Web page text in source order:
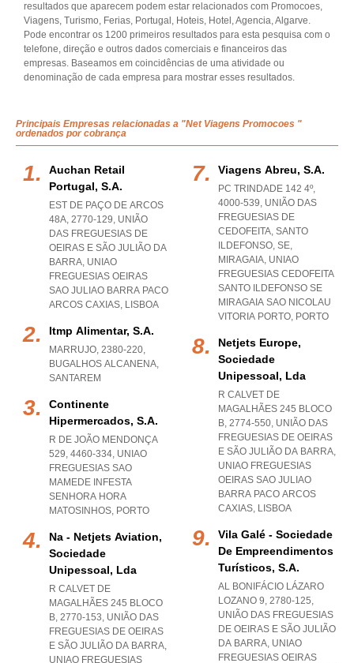
resultados que aparecem podem estar relacionados com Promocoes,
Viagens, Turismo, Ferias, Portugal, Hoteis, Hotel, Agencia, Algarve.
Pode encontrar os 1200 primeiros resultados para esta pesquisa com o
telefone, direção e outros dados comerciais e financeiros das
empresas. Baseamos em coincidências de uma atividade ou
denominação de cada empresa para mostrar esses resultados.
Principais Empresas relacionadas a "Net Viagens Promocoes "
ordenados por cobrança
Auchan Retail
Portugal, S.a.
EST DE PAÇO DE ARCOS
48A, 2770-129, UNIÃO
DAS FREGUESIAS DE
OEIRAS E SÃO JULIÃO DA
BARRA, UNIAO
FREGUESIAS OEIRAS
SAO JULIAO BARRA PACO
ARCOS CAXIAS, LISBOA
Itmp Alimentar, S.a.
MARRUJO, 2380-220,
BUGALHOS ALCANENA,
SANTAREM
Continente
Hipermercados, S.a.
R DE JOÃO MENDONÇA
529, 4460-334, UNIAO
FREGUESIAS SAO
MAMEDE INFESTA
SENHORA HORA
MATOSINHOS, PORTO
Na - Netjets Aviation,
Sociedade
Unipessoal, Lda
R CALVET DE
MAGALHÃES 245 BLOCO
B, 2770-153, UNIÃO DAS
FREGUESIAS DE OEIRAS
E SÃO JULIÃO DA BARRA,
UNIAO FREGUESIAS
Viagens Abreu, S.a.
PC TRINDADE 142 4º,
4000-539, UNIÃO DAS
FREGUESIAS DE
CEDOFEITA, SANTO
ILDEFONSO, SE,
MIRAGAIA, UNIAO
FREGUESIAS CEDOFEITA
SANTO ILDEFONSO SE
MIRAGAIA SAO NICOLAU
VITORIA PORTO, PORTO
Netjets Europe,
Sociedade
Unipessoal, Lda
R CALVET DE
MAGALHÃES 245 BLOCO
B, 2774-550, UNIÃO DAS
FREGUESIAS DE OEIRAS
E SÃO JULIÃO DA BARRA,
UNIAO FREGUESIAS
OEIRAS SAO JULIAO
BARRA PACO ARCOS
CAXIAS, LISBOA
Vila Galé - Sociedade
De Empreendimentos
Turísticos, S.a.
AL BONIFÁCIO LÁZARO
LOZANO 9, 2780-125,
UNIÃO DAS FREGUESIAS
DE OEIRAS E SÃO JULIÃO
DA BARRA, UNIAO
FREGUESIAS OEIRAS